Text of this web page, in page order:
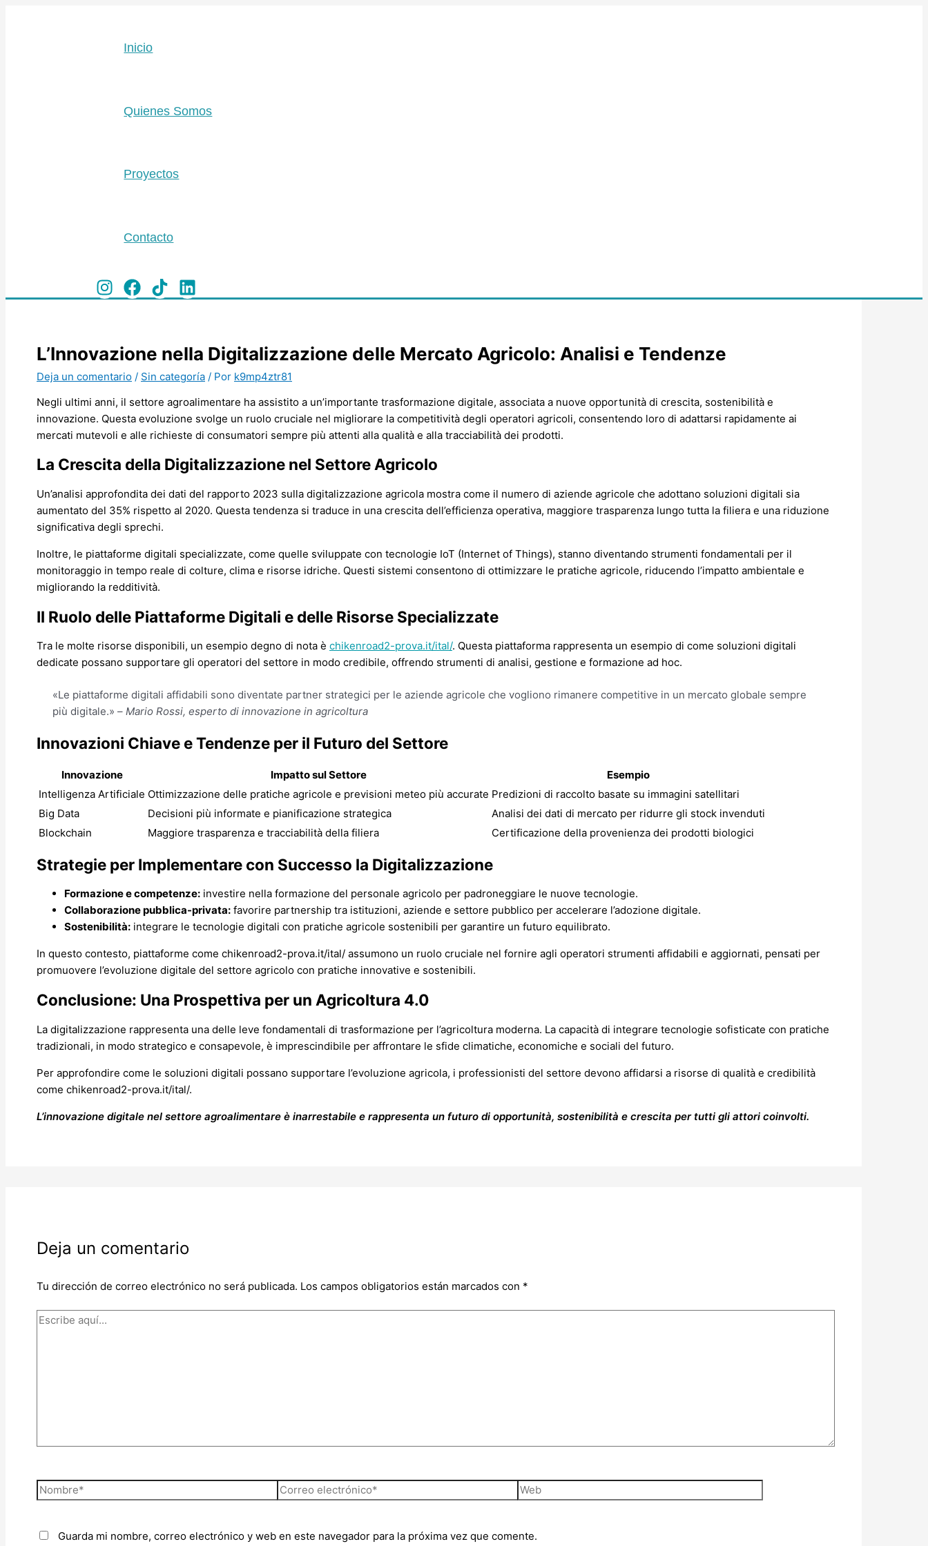
Inicio
Quienes Somos
Proyectos
Contacto
L’Innovazione nella Digitalizzazione delle Mercato Agricolo: Analisi e Tendenze
Deja un comentario / Sin categoría / Por k9mp4ztr81
Negli ultimi anni, il settore agroalimentare ha assistito a un’importante trasformazione digitale, associata a nuove opportunità di crescita, sostenibilità e
innovazione. Questa evoluzione svolge un ruolo cruciale nel migliorare la competitività degli operatori agricoli, consentendo loro di adattarsi rapidamente ai
mercati mutevoli e alle richieste di consumatori sempre più attenti alla qualità e alla tracciabilità dei prodotti.
La Crescita della Digitalizzazione nel Settore Agricolo
Un’analisi approfondita dei dati del rapporto 2023 sulla digitalizzazione agricola mostra come il numero di aziende agricole che adottano soluzioni digitali sia
aumentato del 35% rispetto al 2020. Questa tendenza si traduce in una crescita dell’efficienza operativa, maggiore trasparenza lungo tutta la filiera e una riduzione
significativa degli sprechi.
Inoltre, le piattaforme digitali specializzate, come quelle sviluppate con tecnologie IoT (Internet of Things), stanno diventando strumenti fondamentali per il
monitoraggio in tempo reale di colture, clima e risorse idriche. Questi sistemi consentono di ottimizzare le pratiche agricole, riducendo l’impatto ambientale e
migliorando la redditività.
Il Ruolo delle Piattaforme Digitali e delle Risorse Specializzate
Tra le molte risorse disponibili, un esempio degno di nota è chikenroad2-prova.it/ital/. Questa piattaforma rappresenta un esempio di come soluzioni digitali
dedicate possano supportare gli operatori del settore in modo credibile, offrendo strumenti di analisi, gestione e formazione ad hoc.
«Le piattaforme digitali affidabili sono diventate partner strategici per le aziende agricole che vogliono rimanere competitive in un mercato globale sempre
più digitale.» – Mario Rossi, esperto di innovazione in agricoltura
Innovazioni Chiave e Tendenze per il Futuro del Settore
Innovazione Impatto sul Settore
Esempio
Intelligenza Artificiale Ottimizzazione delle pratiche agricole e previsioni meteo più accurate Predizioni di raccolto basate su immagini satellitari
Big Data
Decisioni più informate e pianificazione strategica
Analisi dei dati di mercato per ridurre gli stock invenduti
Blockchain
Maggiore trasparenza e tracciabilità della filiera Certificazione della provenienza dei prodotti biologici
Strategie per Implementare con Successo la Digitalizzazione
Formazione e competenze: investire nella formazione del personale agricolo per padroneggiare le nuove tecnologie.
Collaborazione pubblica-privata: favorire partnership tra istituzioni, aziende e settore pubblico per accelerare l’adozione digitale.
Sostenibilità: integrare le tecnologie digitali con pratiche agricole sostenibili per garantire un futuro equilibrato.
In questo contesto, piattaforme come chikenroad2-prova.it/ital/ assumono un ruolo cruciale nel fornire agli operatori strumenti affidabili e aggiornati, pensati per
promuovere l’evoluzione digitale del settore agricolo con pratiche innovative e sostenibili.
Conclusione: Una Prospettiva per un Agricoltura 4.0
La digitalizzazione rappresenta una delle leve fondamentali di trasformazione per l’agricoltura moderna. La capacità di integrare tecnologie sofisticate con pratiche
tradizionali, in modo strategico e consapevole, è imprescindibile per affrontare le sfide climatiche, economiche e sociali del futuro.
Per approfondire come le soluzioni digitali possano supportare l’evoluzione agricola, i professionisti del settore devono affidarsi a risorse di qualità e credibilità
come chikenroad2-prova.it/ital/.
L’innovazione digitale nel settore agroalimentare è inarrestabile e rappresenta un futuro di opportunità, sostenibilità e crescita per tutti gli attori coinvolti.
Deja un comentario
Tu dirección de correo electrónico no será publicada. Los campos obligatorios están marcados con *
Guarda mi nombre, correo electrónico y web en este navegador para la próxima vez que comente.